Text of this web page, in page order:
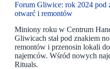
Forum Gliwice: rok 2024 pod
otwarć i remontów
Miniony roku w Centrum
Gliwicach stał pod znakiem
remontów i przenosin lokali
najemców. Wśród nowych
Rituals.